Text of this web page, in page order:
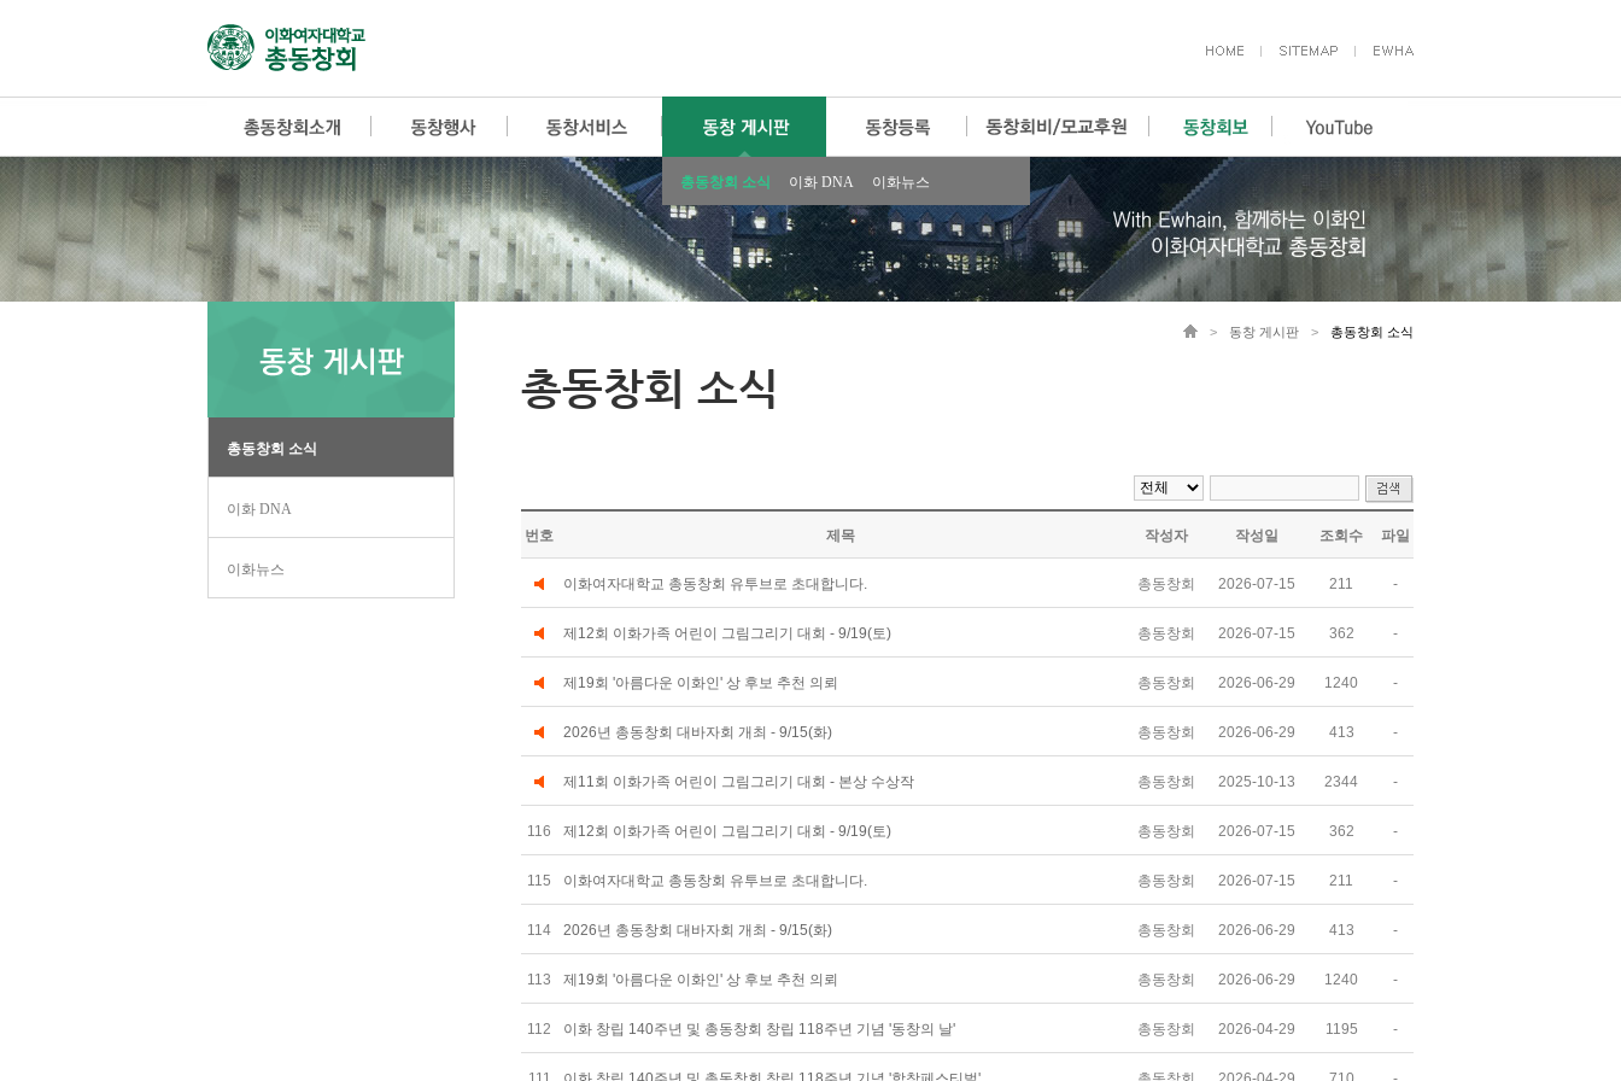
총동창회 소식 이화 DNA 이화뉴스
총동창회 소식
이화 DNA
이화뉴스
번호 제목 작성자 작성일 조회수 파일
이화여자대학교 총동창회 유투브로 초대합니다. 총동창회 2026-07-15 211 -
제12회 이화가족 어린이 그림그리기 대회 - 9/19(토) 총동창회 2026-07-15 362 -
제19회 '아름다운 이화인' 상 후보 추천 의뢰 총동창회 2026-06-29 1240 -
2026년 총동창회 대바자회 개최 - 9/15(화) 총동창회 2026-06-29 413 -
제11회 이화가족 어린이 그림그리기 대회 - 본상 수상작 총동창회 2025-10-13 2344 -
116 제12회 이화가족 어린이 그림그리기 대회 - 9/19(토) 총동창회 2026-07-15 362 -
115 이화여자대학교 총동창회 유투브로 초대합니다. 총동창회 2026-07-15 211 -
114 2026년 총동창회 대바자회 개최 - 9/15(화) 총동창회 2026-06-29 413 -
113 제19회 '아름다운 이화인' 상 후보 추천 의뢰 총동창회 2026-06-29 1240 -
112 이화 창립 140주년 및 총동창회 창립 118주년 기념 '동창의 날' 총동창회 2026-04-29 1195 -
총동창회 소식
> 동창 게시판 > 총동창회 소식